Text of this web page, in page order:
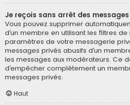
Je reçois sans arrêt des
Vous pouvez supprimer
d’un membre en utilisant les filtres
paramètres de votre messagerie
messages privés abusifs d’un
les messages aux modérateurs. Ce
d’empêcher complètement un
messages privés.
Haut